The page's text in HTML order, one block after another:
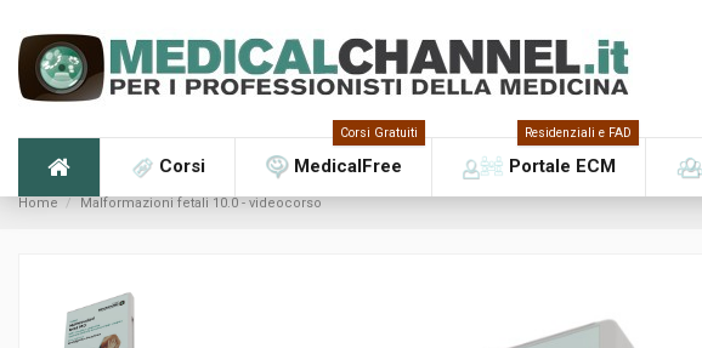
Corsi MedicalFree
Corsi Gratuiti
Portale ECM
Residenziali e FAD
Home Malformazioni fetali 10.0 - videocorso